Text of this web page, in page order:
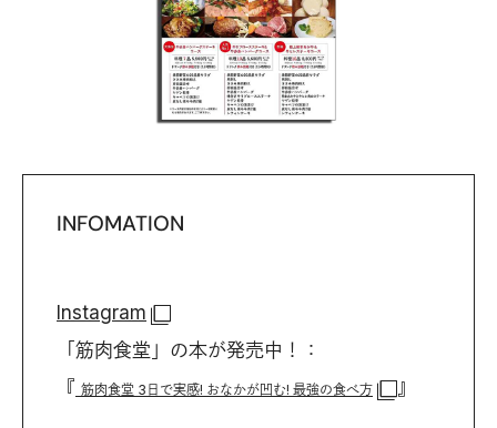
INFOMATION
Instagram
「筋肉食堂」の本が発売中！：
『 筋肉食堂 3日で実感! おなかが凹む! 最強の食べ方 』